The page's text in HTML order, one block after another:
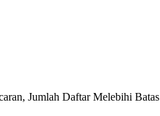
Jumlah Daftar Melebihi Batas